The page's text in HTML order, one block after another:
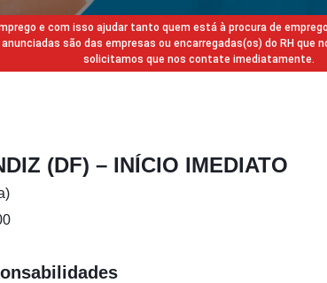
e com isso ajudar tanto quem está à procura de
são das empresas ou encarregadas(os) do RH
solicitamos que nos contate imediatamente.
(DF) – INÍCIO IMEDIATO